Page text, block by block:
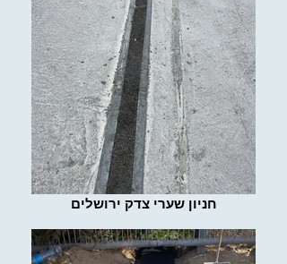
חניון שערי צדק ירושלים